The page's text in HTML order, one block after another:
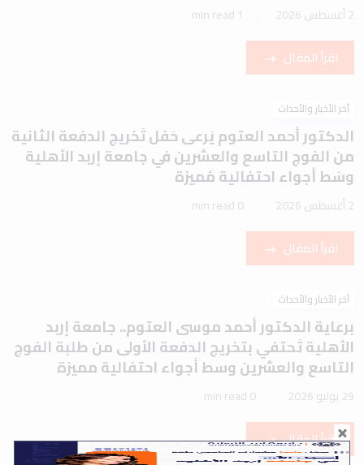
2 أغسطس 2026 1 min read
اقرأ المقال
آخر الأخبار والأحداث
الدكتور أحمد العتوم يَرعى حَفل تَخريج الدفعة الثانية
من الفوج التاسع والعشرين في جامعة إربد الأهلية
وسَط أجواء احتفالية مُميزة
2 أغسطس 2026 0 min read
اقرأ المقال
آخر الأخبار والأحداث
برعاية الدكتور أحمد موسى العتوم.. جامعة إربد
الأهلية تَحتفي بتخريج الدفعة الأولى من طلبة الفوج
التاسع والعشرين وسط أجواء احتفالية مميزة
29 يوليو 2026 0 min read
اقرأ المقال